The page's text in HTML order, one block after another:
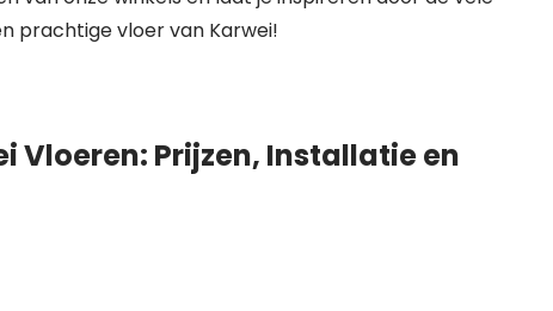
prachtige vloer van Karwei!
Vloeren: Prijzen, Installatie en